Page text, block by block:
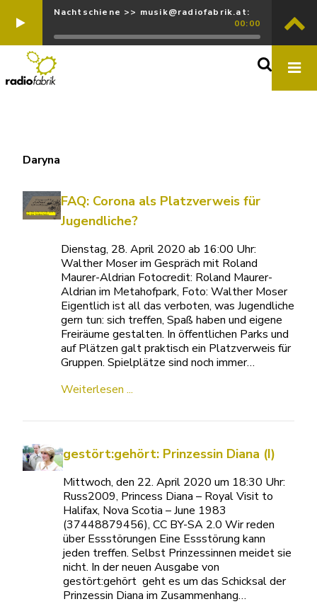
Nachtschiene >> musik@radiofabrik.at:
00:00
Daryna
FAQ: Corona als Platzverweis für
Jugendliche?
Dienstag, 28. April 2020 ab 16:00 Uhr:
Walther Moser im Gespräch mit Roland
Maurer-Aldrian Fotocredit: Roland Maurer-
Aldrian im Metahofpark, Foto: Walther Moser
Eigentlich ist all das verboten, was Jugendliche
gern tun: sich treffen, Spaß haben und eigene
Freiräume gestalten. In öffentlichen Parks und
auf Plätzen galt praktisch ein Platzverweis für
Gruppen. Spielplätze sind noch immer…
Weiterlesen ...
gestört:gehört: Prinzessin Diana (I)
Mittwoch, den 22. April 2020 um 18:30 Uhr:
Russ2009, Princess Diana – Royal Visit to
Halifax, Nova Scotia – June 1983
(37448879456), CC BY-SA 2.0 Wir reden
über Essstörungen Eine Essstörung kann
jeden treffen. Selbst Prinzessinnen meidet sie
nicht. In der neuen Ausgabe von
gestört:gehört geht es um das Schicksal der
Prinzessin Diana im Zusammenhang…